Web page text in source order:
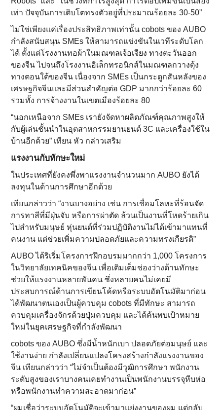
เท่า ปัจจุบันการเติบโตทรงตัวอยู่ที่ประมาณร้อยละ 30-50”
ไม่ใช่เพียงแค่เรื่องประสิทธิภาพเท่านั้น cobots ของ AUBO
กำลังสนับสนุน SMEs ให้สามารถแข่งขันในเวทีระดับโลก
ได้ ตั้งแต่โรงงานทอผ้าในมณฑลเจ้อเจียง ทางตะวันออก
ของจีน ไปจนถึงโรงงานอิเล็กทรอนิกส์ในมณฑลกวางตุ้ง
ทางตอนใต้ของจีน เนื่องจาก SMEs เป็นกระดูกสันหลังของ
เศรษฐกิจจีนและมีส่วนสำคัญต่อ GDP มากกว่าร้อยละ 60
รวมทั้ง การจ้างงานในเขตเมืองร้อยละ 80
“นอกเหนือจาก SMEs เรายังจัดหาผลิตภัณฑ์คุณภาพสูงให้
กับผู้เล่นชั้นนำในอุตสาหกรรมยานยนต์ 3C และเครื่องใช้ใน
บ้านอีกด้วย” เทียน หัว กล่าวเสริม
แรงงานกับทักษะใหม่
ในประเทศที่ยังคงพึ่งพาแรงงานจำนวนมาก AUBO ยังได้
ลงทุนในด้านการศึกษาอีกด้วย
เทียนกล่าวว่า “งานบางอย่าง เช่น การเชื่อมโลหะที่ร้อนจัด
การทาสีที่มีฝุ่นจับ หรือการผ่าตัด ล้วนเป็นงานที่โหดร้ายเกิน
ไปสำหรับมนุษย์ หุ่นยนต์ที่ร่วมปฏิบัติงานไม่ได้เข้ามาแทนที่
คนงาน แต่ช่วยเพิ่มความปลอดภัยและความทรงเกียรติ”
AUBO ได้ริเริ่มโครงการฝึกอบรมมากกว่า 1,000 โครงการ
ในวิทยาลัยเทคนิคของจีน เพื่อเติมเต็มช่องว่างด้านทักษะ
ช่วยให้แรงงานหลายพันคน ซึ่งหลายคนไม่เคยมี
ประสบการณ์ด้านการเขียนโค้ดหรือระบบอัตโนมัติมาก่อน
ได้พัฒนาตนเองเป็นผู้ควบคุม cobots ที่มีทักษะ สามารถ
ควบคุมเครื่องจักรด้วยปุ่มควบคุม และได้ค้นพบเป้าหมาย
ใหม่ในยุคเศรษฐกิจที่กำลังพัฒนา
cobots ของ AUBO ซึ่งมีน้ำหนักเบา ปลอดภัยต่อมนุษย์ และ
ใช้งานง่าย กำลังเปลี่ยนแปลงโครงสร้างกำลังแรงงานของ
จีน เทียนกล่าวว่า “ไม่จำเป็นต้องมีวุฒิการศึกษา พนักงาน
ระดับสูงของเราบางคนเคยทำงานเป็นพนักงานบรรจุหีบห่อ
หรือพนักงานทำความสะอาดมาก่อน”
“ผมเชื่อว่าระบบอัตโนมัติจะเข้ามาแย่งงานของผม แต่กลับ